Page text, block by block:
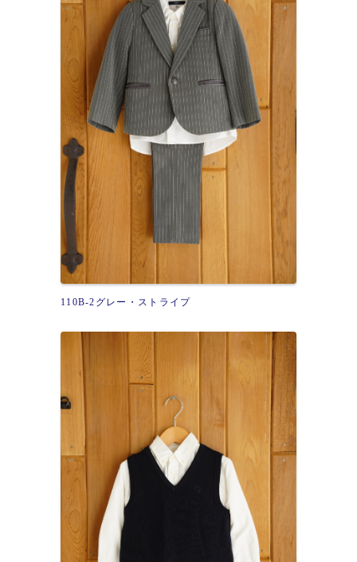
110B-2グレー・ストライプ